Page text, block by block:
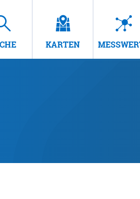
KARTEN